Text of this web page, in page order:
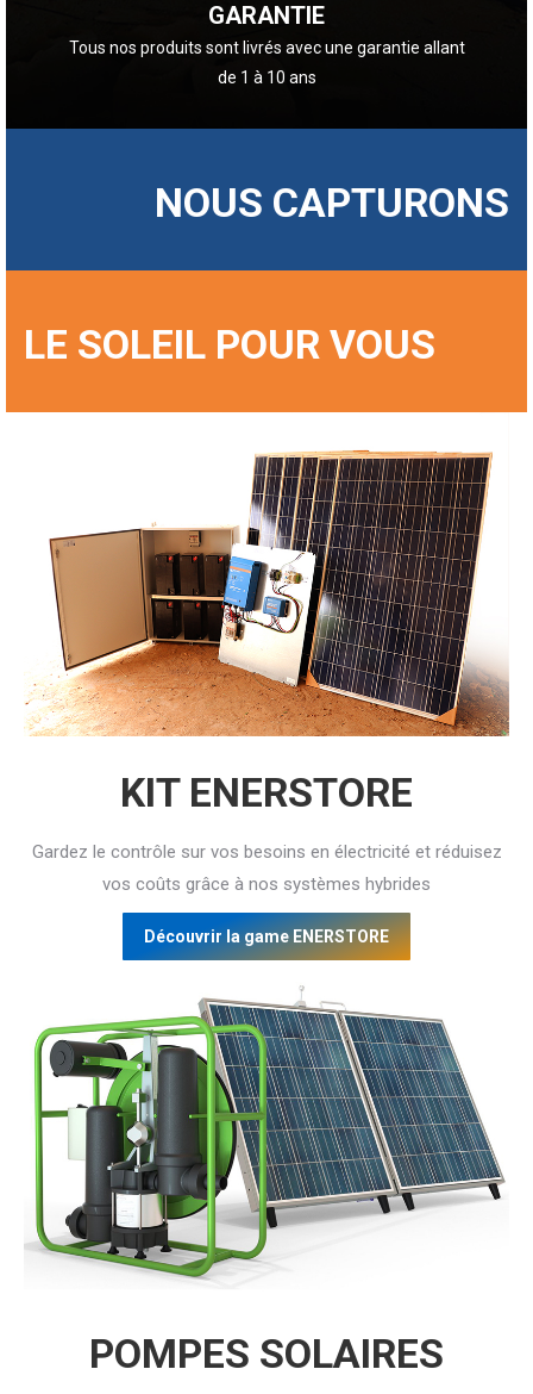
GARANTIE
Tous nos produits sont livrés avec une garantie allant
de 1 à 10 ans
NOUS CAPTURONS
LE SOLEIL POUR VOUS
KIT ENERSTORE
Gardez le contrôle sur vos besoins en électricité et réduisez
vos coûts grâce à nos systèmes hybrides
Découvrir la game ENERSTORE
POMPES SOLAIRES